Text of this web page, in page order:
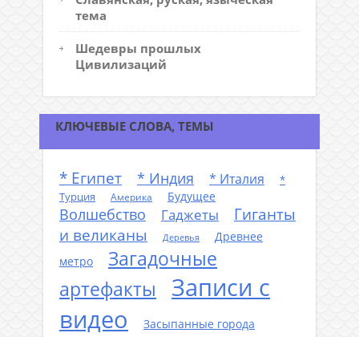
тема
Шедевры прошлых
Цивилизаций
КЛЮЧЕВЫЕ СЛОВА, ТЕМЫ
* Египет * Индия * Италия
*
Турция
Америка Будущее
Волшебство Гаджеты
Гиганты
и великаны
Деревья
Древнее
метро
Загадочные
артефакты
Записи с
видео
Засыпанные города